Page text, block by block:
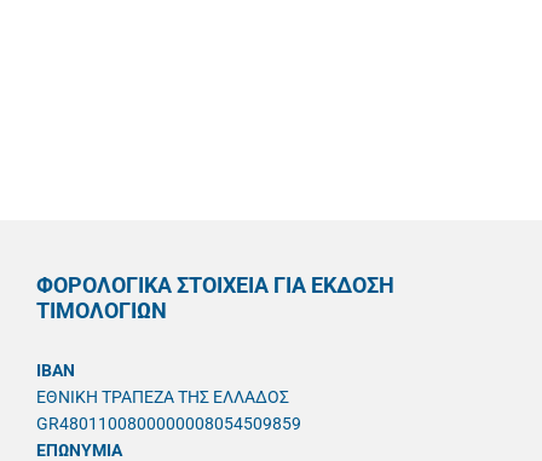
ΦΟΡΟΛΟΓΙΚΑ ΣΤΟΙΧΕΙΑ ΓΙΑ ΕΚΔΟΣΗ
ΤΙΜΟΛΟΓΙΩΝ
IBAN
ΕΘΝΙΚΗ ΤΡΑΠΕΖΑ ΤΗΣ ΕΛΛΑΔΟΣ
GR4801100800000008054509859
ΕΠΩΝΥΜΙΑ